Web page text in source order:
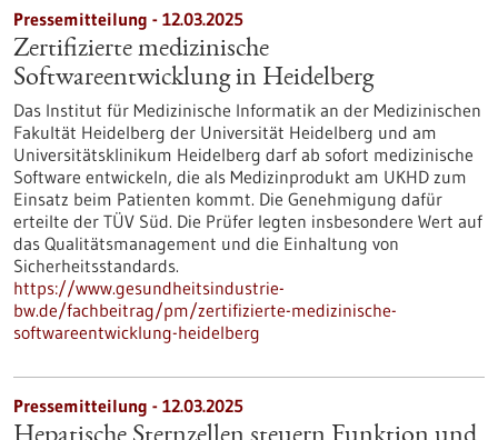
Pressemitteilung - 12.03.2025
Zertifizierte medizinische
Softwareentwicklung in Heidelberg
Das Institut für Medizinische Informatik an der Medizinischen
Fakultät Heidelberg der Universität Heidelberg und am
Universitätsklinikum Heidelberg darf ab sofort medizinische
Software entwickeln, die als Medizinprodukt am UKHD zum
Einsatz beim Patienten kommt. Die Genehmigung dafür
erteilte der TÜV Süd. Die Prüfer legten insbesondere Wert auf
das Qualitätsmanagement und die Einhaltung von
Sicherheitsstandards.
https://www.gesundheitsindustrie-
bw.de/fachbeitrag/pm/zertifizierte-medizinische-
softwareentwicklung-heidelberg
Pressemitteilung - 12.03.2025